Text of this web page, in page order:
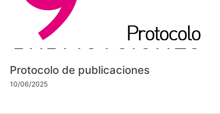
Protocolo de publicaciones
10/06/2025